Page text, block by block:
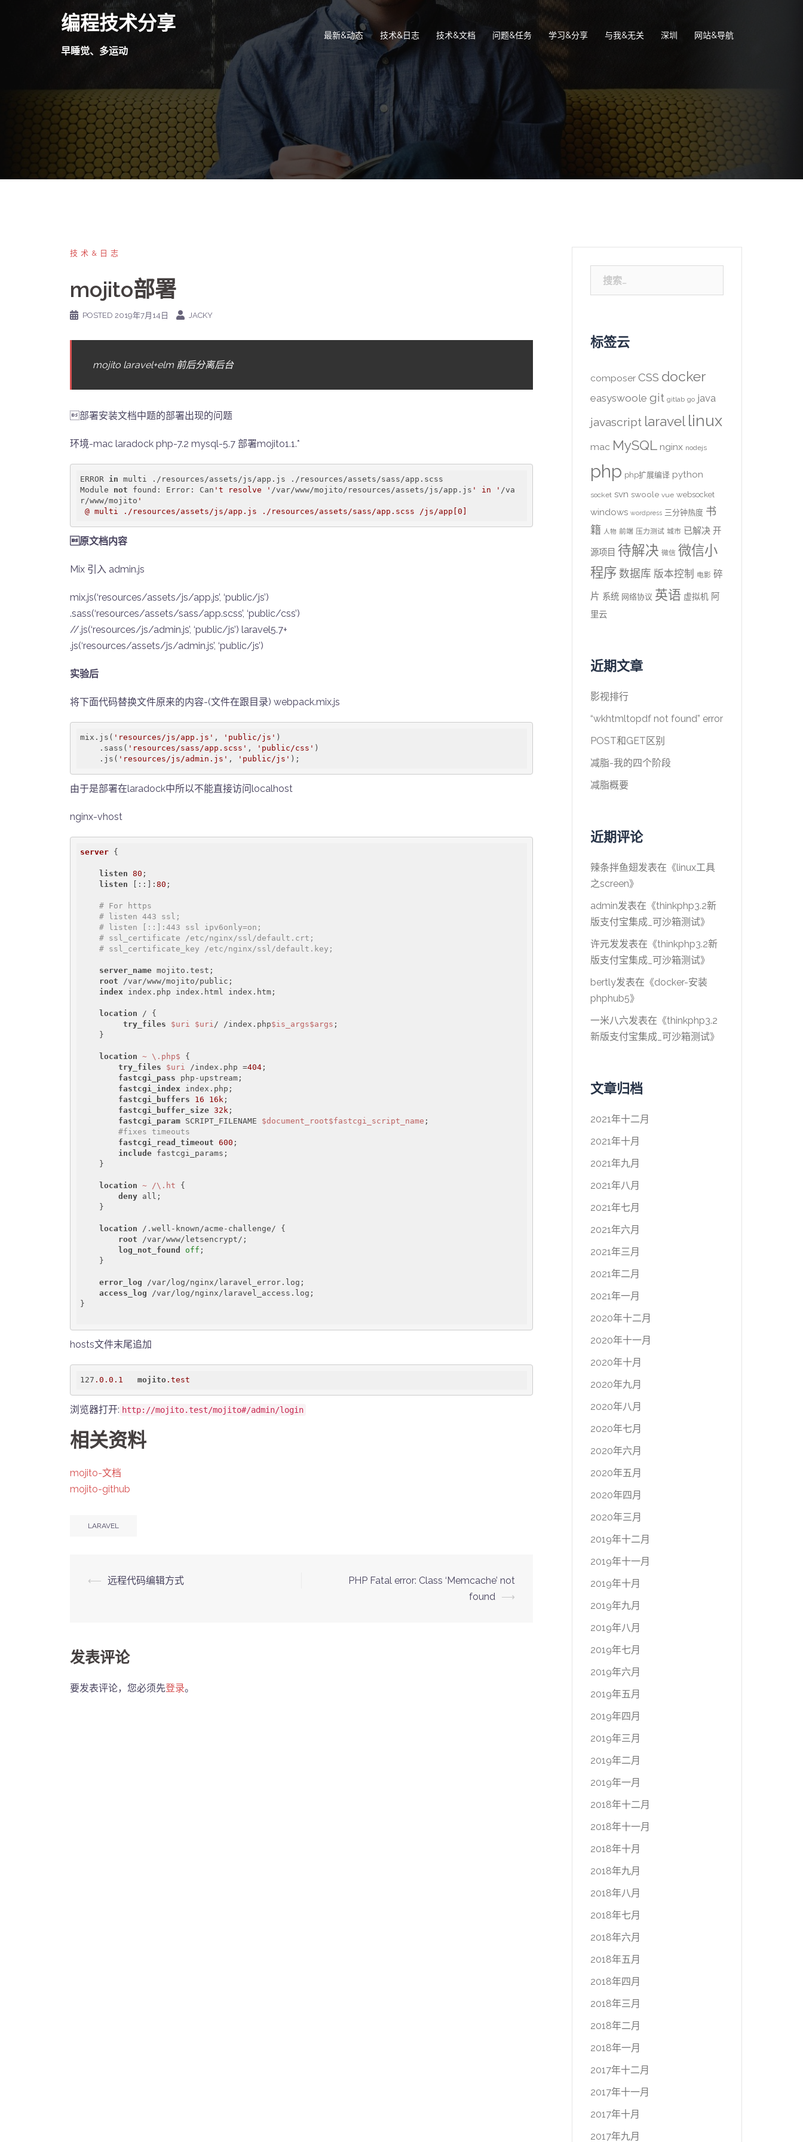
编程技术分享
早睡觉、多运动
最新&动态 技术&日志 技术&文档 问题&任务 学习&分享 与我&无关 深圳 网站&导航
技术&日志
mojito部署
POSTED 2019年7月14日 JACKY
mojito laravel+elm 前后分离后台
部署安装文档中题的部署出现的问题
环境-mac laradock php-7.2 mysql-5.7 部署mojito1.1.*
ERROR in multi ./resources/assets/js/app.js ./resources/assets/sass/app.scss
Module not found: Error: Can 't resolve ' /var/www/mojito/resources/assets/js/app.js ' in ' /va
r/www/mojito '
原文档内容
Mix 引入 admin.js
mix.js(‘resources/assets/js/app.js’, ‘public/js’)
.sass(‘resources/assets/sass/app.scss’, ‘public/css’)
//.js(‘resources/js/admin.js’, ‘public/js’) laravel5.7+
.js(‘resources/assets/js/admin.js’, ‘public/js’)
实验后
将下面代码替换文件原来的内容-(文件在跟目录) webpack.mix.js
mix.js( 'resources/js/app.js' , 'public/js' )
    .sass(
'resources/sass/app.scss' , 'public/css' )
    .js(
'resources/js/admin.js' , 'public/js'
由于是部署在laradock中所以不能直接访问localhost
nginx-vhost
server {
listen 80 ;
listen [::]: 80 ;
# For https
# listen 443 ssl;
# listen [::]:443 ssl ipv6only=on;
# ssl_certificate /etc/nginx/ssl/default.crt;
# ssl_certificate_key /etc/nginx/ssl/default.key;
server_name mojito.test;
root /var/www/mojito/public;
index index.php index.html index.htm;
location / {
try_files
$uri $uri/ /index.php$is_args$args ;
location ~ \.php$ {
try_files
$uri /index.php =404 ;
fastcgi_pass php-upstream;
fastcgi_index index.php;
fastcgi_buffers
16 16k ;
fastcgi_buffer_size 32k ;
fastcgi_param SCRIPT_FILENAME $document_root$fastcgi_script_name ;
#fixes timeouts
fastcgi_read_timeout 600 ;
include fastcgi_params;
location ~ /\.ht {
deny all;
location /.well-known/acme-challenge/ {
root /var/www/letsencrypt/;
log_not_found
off ;
error_log /var/log/nginx/laravel_error.log;
access_log /var/log/nginx/laravel_access.log;
}
hosts文件末尾追加
127 .0 .0 .1 mojito .test
浏览器打开: http://mojito.test/mojito#/admin/login
相关资料
mojito-文档
mojito-github
LARAVEL
Post
⟵ 远程代码编辑方式
PHP Fatal error: Class ‘Memcache’ not
found ⟶
发表评论
要发表评论，您必须先登录。
索：
标签云
composer CSS docker
easyswoole git gitlab go java
javascript laravel linux
mac MySQL nginx nodejs
php php扩展编译 python
socket svn swoole vue websocket
windows wordpress 三分钟热度 书
籍 人物 前端 压力测试 城市 已解决 开
源项目 待解决 微信 微信小
程序 数据库 版本控制 电影 碎
片 系统 网络协议 英语 虚拟机 阿
里云
近期文章
影视排行
“wkhtmltopdf not found” error
POST和GET区别
减脂-我的四个阶段
减脂概要
近期评论
辣条拌鱼翅发表在《linux工具
之screen》
admin发表在《thinkphp3.2新
版支付宝集成_可沙箱测试》
许元发发表在《thinkphp3.2新
版支付宝集成_可沙箱测试》
bertly发表在《docker-安装
phphub5》
一米八六发表在《thinkphp3.2
新版支付宝集成_可沙箱测试》
文章归档
2021年十二月
2021年十月
2021年九月
2021年八月
2021年七月
2021年六月
2021年三月
2021年二月
2021年一月
2020年十二月
2020年十一月
2020年十月
2020年九月
2020年八月
2020年七月
2020年六月
2020年五月
2020年四月
2020年三月
2019年十二月
2019年十一月
2019年十月
2019年九月
2019年八月
2019年七月
2019年六月
2019年五月
2019年四月
2019年三月
2019年二月
2019年一月
2018年十二月
2018年十一月
2018年十月
2018年九月
2018年八月
2018年七月
2018年六月
2018年五月
2018年四月
2018年三月
2018年二月
2018年一月
2017年十二月
2017年十一月
2017年十月
2017年九月